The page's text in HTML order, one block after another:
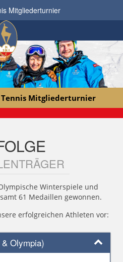
Mitgliederturnier
Tennis Mitgliederturnier
Winterspiele und
61 Medaillen gewonnen.
erfolgreichen Athleten vor:
Olympia)